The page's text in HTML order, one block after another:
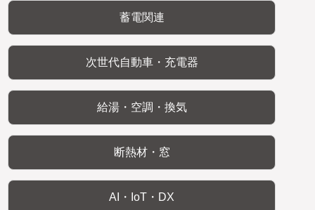
蓄電関連
次世代自動車・充電器
給湯・空調・換気
断熱材・窓
AI・IoT・DX